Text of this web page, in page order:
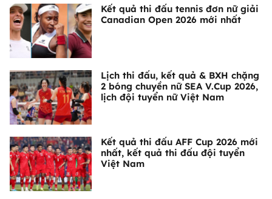
Kết quả thi đấu tennis đơn nữ giải
Canadian Open 2026 mới nhất
Lịch thi đấu, kết quả & BXH chặng
2 bóng chuyền nữ SEA V.Cup 2026,
lịch đội tuyển nữ Việt Nam
Kết quả thi đấu AFF Cup 2026 mới
nhất, kết quả thi đấu đội tuyển
Việt Nam